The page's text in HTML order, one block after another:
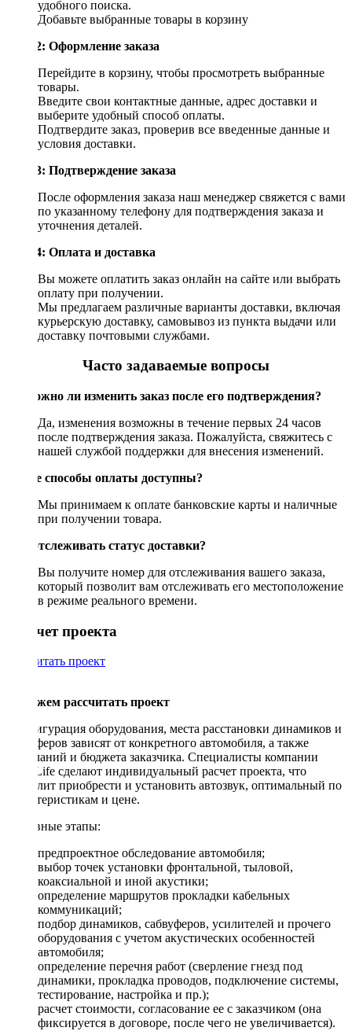
удобного поиска.
Добавьте выбранные товары в корзину
Шаг 2: Оформление заказа
Перейдите в корзину, чтобы просмотреть выбранные
товары.
Введите свои контактные данные, адрес доставки и
выберите удобный способ оплаты.
Подтвердите заказ, проверив все введенные данные и
условия доставки.
Шаг 3: Подтверждение заказа
После оформления заказа наш менеджер свяжется с вами
по указанному телефону для подтверждения заказа и
уточнения деталей.
Шаг 4: Оплата и доставка
Вы можете оплатить заказ онлайн на сайте или выбрать
оплату при получении.
Мы предлагаем различные варианты доставки, включая
курьерскую доставку, самовывоз из пункта выдачи или
доставку почтовыми службами.
Часто задаваемые вопросы
Возможно ли изменить заказ после его подтверждения?
Да, изменения возможны в течение первых 24 часов
после подтверждения заказа. Пожалуйста, свяжитесь с
нашей службой поддержки для внесения изменений.
Какие способы оплаты доступны?
Мы принимаем к оплате банковские карты и наличные
при получении товара.
Как отслеживать статус доставки?
Вы получите номер для отслеживания вашего заказа,
который позволит вам отслеживать его местоположение
в режиме реального времени.
Рассчет проекта
Рассчитать проект
Поможем рассчитать проект
Конфигурация оборудования, места расстановки динамиков и
сабвуферов зависят от конкретного автомобиля, а также
пожеланий и бюджета заказчика. Специалисты компании
DriveLife сделают индивидуальный расчет проекта, что
позволит приобрести и установить автозвук, оптимальный по
характеристикам и цене.
Основные этапы:
предпроектное обследование автомобиля;
выбор точек установки фронтальной, тыловой,
коаксиальной и иной акустики;
определение маршрутов прокладки кабельных
коммуникаций;
подбор динамиков, сабвуферов, усилителей и прочего
оборудования с учетом акустических особенностей
автомобиля;
определение перечня работ (сверление гнезд под
динамики, прокладка проводов, подключение системы,
тестирование, настройка и пр.);
расчет стоимости, согласование ее с заказчиком (она
фиксируется в договоре, после чего не увеличивается).